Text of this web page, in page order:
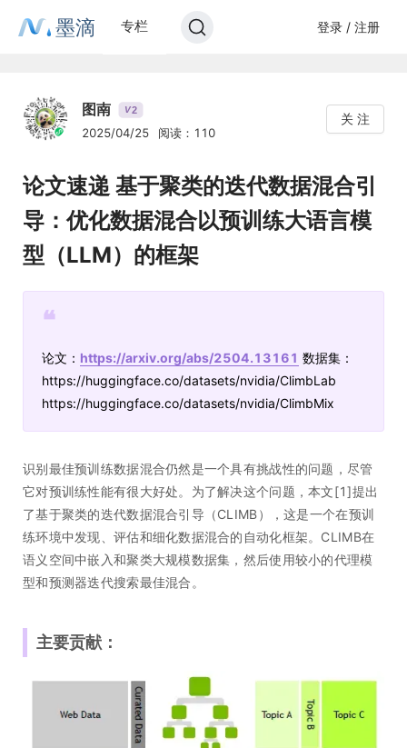
墨滴 专栏 登录 / 注册
图南 V2
2025/04/25 阅读：110
关 注
论文速递 基于聚类的迭代数据混合引
导：优化数据混合以预训练大语言模
型（LLM）的框架
❝
论文： https://arxiv.org/abs/2504.13161 数据集：
https://huggingface.co/datasets/nvidia/ClimbLab
https://huggingface.co/datasets/nvidia/ClimbMix
识别最佳预训练数据混合仍然是一个具有挑战性的问题，尽管
它对预训练性能有很大好处。为了解决这个问题，本文[1]提出
了基于聚类的迭代数据混合引导（CLIMB），这是一个在预训
练环境中发现、评估和细化数据混合的自动化框架。CLIMB在
语义空间中嵌入和聚类大规模数据集，然后使用较小的代理模
型和预测器迭代搜索最佳混合。
主要贡献：